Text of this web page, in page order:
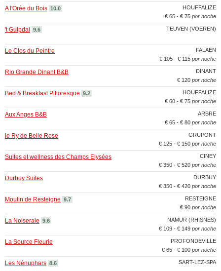
HOUFFALIZE
A l'Orée du Bois 10.0
€ 65 - € 75 por noche
TEUVEN (VOEREN)
't Gulpdal 9.6
FALAËN
Le Clos du Peintre
€ 105 - € 115 por noche
DINANT
Rio Grande Dinant B&B
€ 120 por noche
HOUFFALIZE
Bed & Breakfast Pittoresque 9.2
€ 60 - € 75 por noche
ARBRE
Aux Anges B&B
€ 65 - € 80 por noche
GRUPONT
le Ry de Belle Rose
€ 125 - € 150 por noche
CINEY
Suites et wellness des Champs Elysées
€ 350 - € 520 por noche
DURBUY
Durbuy Suites
€ 350 - € 420 por noche
RESTEIGNE
Moulin de Resteigne 9.7
€ 90 por noche
NAMUR (RHISNES)
La Noiseraie 9.6
€ 109 - € 149 por noche
PROFONDEVILLE
La Source Fleurie
€ 65 - € 100 por noche
SART-LEZ-SPA
Les Nénuphars 8.6